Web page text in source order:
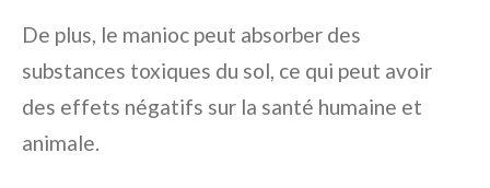
De plus, le manioc peut absorber des
substances toxiques du sol, ce qui peut avoir
des effets négatifs sur la santé humaine et
animale.